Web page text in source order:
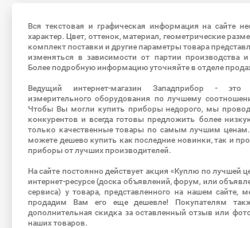
Вся текстовая и графическая информация на сайте
характер. Цвет, оттенок, материал, геометрические
комплект поставки и другие параметры товара
изменяться в зависимости от партии производства и
Более подробную информацию уточняйте в отделе
Ведущий интернет-магазин Западприбор -
измерительного оборудования по лучшему
Чтобы Вы могли купить приборы недорого, мы
конкурентов и всегда готовы предложить более
только качественные товары по самым лучшим
можете дешево купить как последние новинки, так и
приборы от лучших производителей.
На сайте постоянно действует акция «Куплю по лучшей
интернет-ресурсе (доска объявлений, форум, или
сервиса) у товара, представленного на нашем сайте,
продадим Вам его еще дешевле! Покупателям
дополнительная скидка за оставленный отзыв или
наших товаров.